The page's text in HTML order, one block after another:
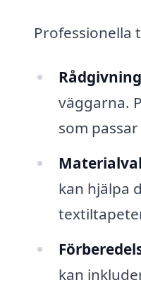
Professionella
väggarna.
som
kan hjälpa
kan